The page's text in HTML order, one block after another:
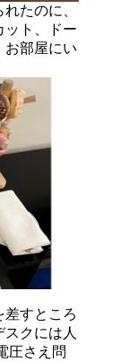
たのに、
ット、ドー
お部屋にい
差すところ
クには人
圧さえ問